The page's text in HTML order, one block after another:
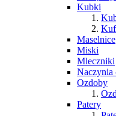
Kubki
Maselnice
Miski
Mleczniki
Naczynia
Ozdoby
Patery